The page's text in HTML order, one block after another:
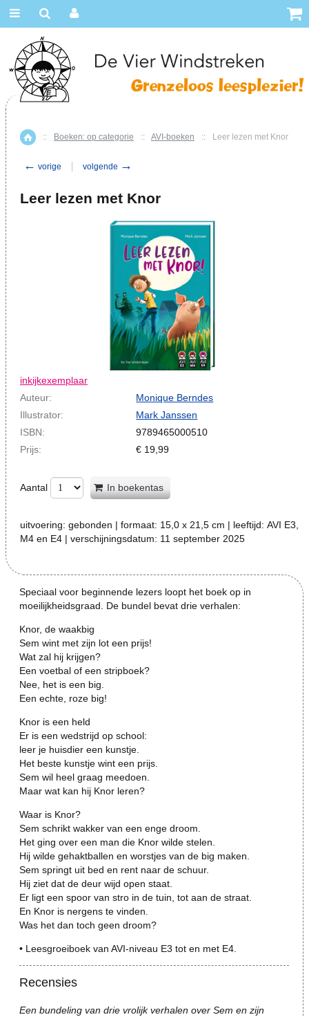
Home
:: Boeken: op categorie :: AVI-boeken :: Leer lezen met Knor
← vorige volgende →
Leer lezen met Knor
inkijkexemplaar
Auteur:
Monique Berndes
Illustrator:
Mark Janssen
ISBN:
9789465000510
Prijs:
€ 19,99
Aantal In boekentas
uitvoering: gebonden | formaat: 15,0 x 21,5 cm | leeftijd: AVI E3,
M4 en E4 | verschijningsdatum: 11 september 2025
Speciaal voor beginnende lezers loopt het boek op in
moeilijkheidsgraad. De bundel bevat drie verhalen:
Knor, de waakbig
Sem wint met zijn lot een prijs!
Wat zal hij krijgen?
Een voetbal of een stripboek?
Nee, het is een big.
Een echte, roze big!
Knor is een held
Er is een wedstrijd op school:
leer je huisdier een kunstje.
Het beste kunstje wint een prijs.
Sem wil heel graag meedoen.
Maar wat kan hij Knor leren?
Waar is Knor?
Sem schrikt wakker van een enge droom.
Het ging over een man die Knor wilde stelen.
Hij wilde gehaktballen en worstjes van de big maken.
Sem springt uit bed en rent naar de schuur.
Hij ziet dat de deur wijd open staat.
Er ligt een spoor van stro in de tuin, tot aan de straat.
En Knor is nergens te vinden.
Was het dan toch geen droom?
• Leesgroeiboek van AVI-niveau E3 tot en met E4.
Recensies
Een bundeling van drie vrolijk verhalen over Sem en zijn